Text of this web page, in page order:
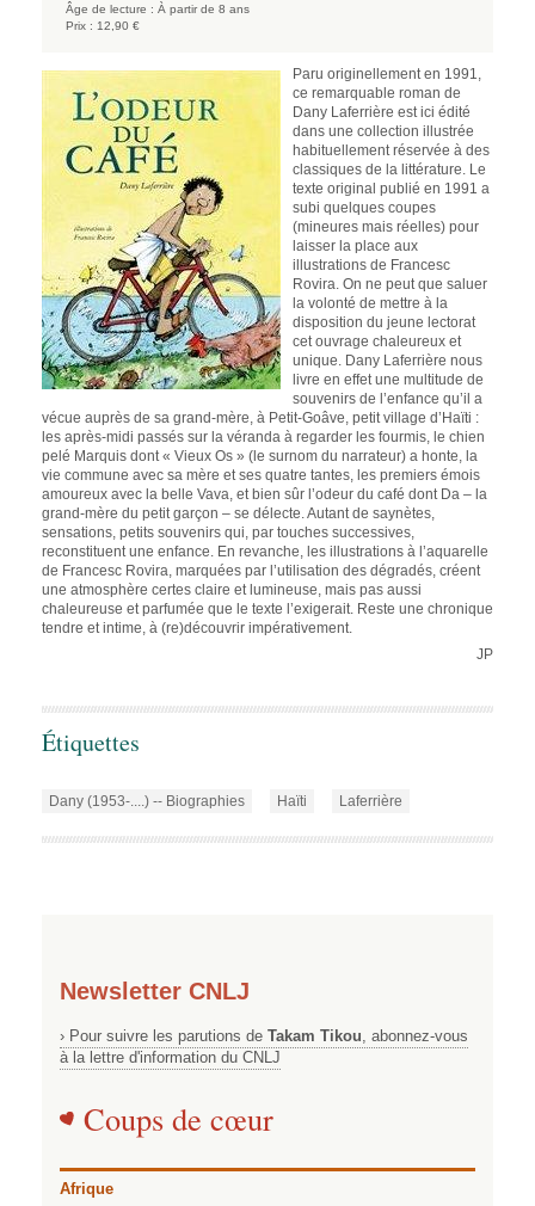
Âge de lecture : À partir de 8 ans
Prix : 12,90 €
Paru originellement en 1991,
ce remarquable roman de
Dany Laferrière est ici édité
dans une collection illustrée
habituellement réservée à des
classiques de la littérature. Le
texte original publié en 1991 a
subi quelques coupes
(mineures mais réelles) pour
laisser la place aux
illustrations de Francesc
Rovira. On ne peut que saluer
la volonté de mettre à la
disposition du jeune lectorat
cet ouvrage chaleureux et
unique. Dany Laferrière nous
livre en effet une multitude de
souvenirs de l’enfance qu’il a
vécue auprès de sa grand-mère, à Petit-Goâve, petit village d’Haïti :
les après-midi passés sur la véranda à regarder les fourmis, le chien
pelé Marquis dont « Vieux Os » (le surnom du narrateur) a honte, la
vie commune avec sa mère et ses quatre tantes, les premiers émois
amoureux avec la belle Vava, et bien sûr l’odeur du café dont Da – la
grand-mère du petit garçon – se délecte. Autant de saynètes,
sensations, petits souvenirs qui, par touches successives,
reconstituent une enfance. En revanche, les illustrations à l’aquarelle
de Francesc Rovira, marquées par l’utilisation des dégradés, créent
une atmosphère certes claire et lumineuse, mais pas aussi
chaleureuse et parfumée que le texte l’exigerait. Reste une chronique
tendre et intime, à (re)découvrir impérativement.
JP
Étiquettes
Dany (1953-....) -- Biographies Haïti Laferrière
Newsletter CNLJ
› Pour suivre les parutions de Takam Tikou , abonnez-vous
à la lettre d'information du CNLJ
Coups de cœur
Afrique